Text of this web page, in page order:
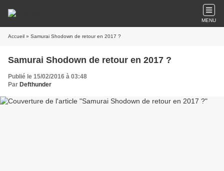
MENU
Accueil » Samurai Shodown de retour en 2017 ?
Samurai Shodown de retour en 2017 ?
Publié le 15/02/2016 à 03:48
Par Defthunder